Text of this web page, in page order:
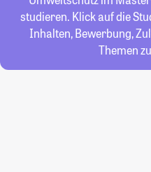
studieren. Klick auf die
Inhalten, Bewerbung,
Themen